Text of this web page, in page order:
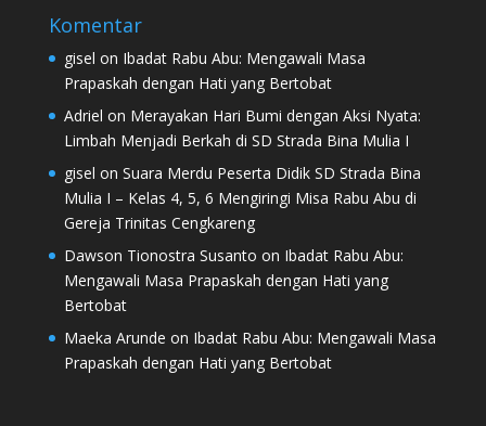
Komentar
gisel on Ibadat Rabu Abu: Mengawali Masa
Prapaskah dengan Hati yang Bertobat
Adriel on Merayakan Hari Bumi dengan Aksi Nyata:
Limbah Menjadi Berkah di SD Strada Bina Mulia I
gisel on Suara Merdu Peserta Didik SD Strada Bina
Mulia I – Kelas 4, 5, 6 Mengiringi Misa Rabu Abu di
Gereja Trinitas Cengkareng
Dawson Tionostra Susanto on Ibadat Rabu Abu:
Mengawali Masa Prapaskah dengan Hati yang
Bertobat
Maeka Arunde on Ibadat Rabu Abu: Mengawali Masa
Prapaskah dengan Hati yang Bertobat